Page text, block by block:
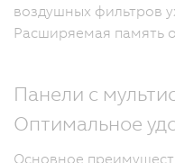
воздушных фильтров
Расширяемая память
Панели с
Оптимальное
Основное